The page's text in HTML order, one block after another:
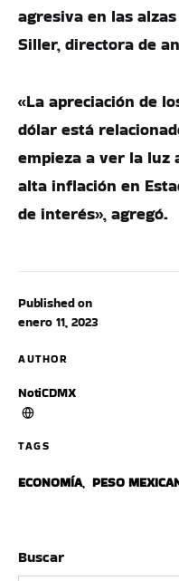
Published on
enero 11, 2023
AUTHOR
NotiCDMX
TAGS
ECONOMÍA, PESO
agresiva en las
Siller, directora de
«La apreciación de
dólar está
empieza a ver la luz
alta inflación en
de interés», agregó.
Buscar